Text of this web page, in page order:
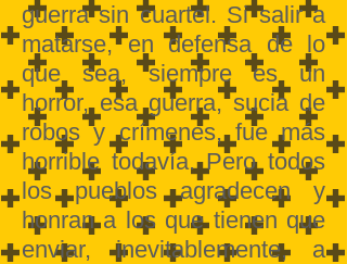
guerra sin cuartel. Si salir a
matarse, en defensa de lo
que sea, siempre es un
horror, esa guerra, sucia de
robos y crímenes, fue más
horrible todavía. Pero todos
los pueblos agradecen y
honran a los que tienen que
enviar, inevitablemente, a